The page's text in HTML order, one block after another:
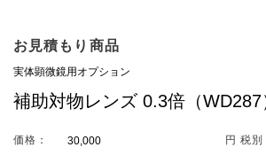
お見積もり商品
価格： 円 税別